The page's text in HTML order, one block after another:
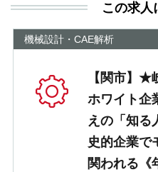
この求人
機械設計・CAE解析
【関市】★
ホワイト
えの「知る
史的企業で
関われる《